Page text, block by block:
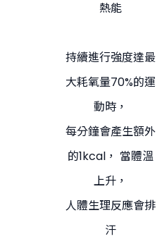
熱能
持續進行強度達最
大耗氧量70%的運
動時，
每分鐘會產生額外
的1kcal， 當體溫
上升，
人體生理反應會排
汗